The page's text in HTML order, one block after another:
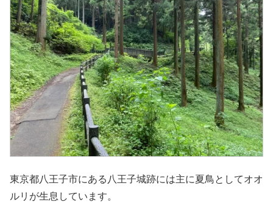
東京都八王子市にある八王子城跡には主に夏鳥としてオオ
ルリが生息しています。